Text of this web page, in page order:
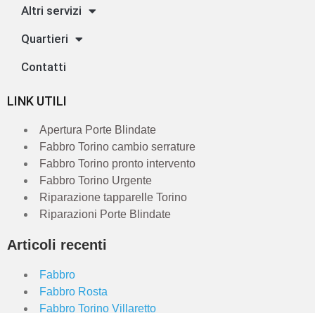
Altri servizi
Quartieri
Contatti
LINK UTILI
Apertura Porte Blindate
Fabbro Torino cambio serrature
Fabbro Torino pronto intervento
Fabbro Torino Urgente
Riparazione tapparelle Torino
Riparazioni Porte Blindate
Articoli recenti
Fabbro
Fabbro Rosta
Fabbro Torino Villaretto